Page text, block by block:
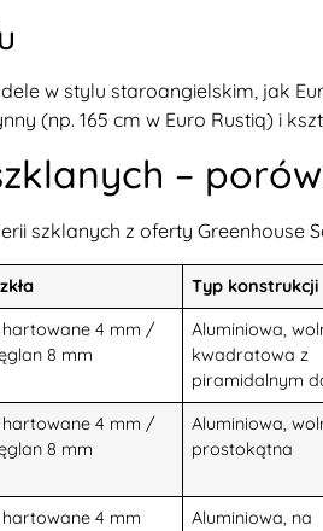
w stylu staroangielskim, jak
(np. 165 cm w Euro Rustiq) i
–
szklanych z oferty Greenhouse
Typ konstrukcji
hartowane 4 mm /
8 mm
Aluminiowa,
kwadratowa z
piramidalnym
hartowane 4 mm /
8 mm
Aluminiowa,
prostokątna
hartowane 4 mm
Aluminiowa, na